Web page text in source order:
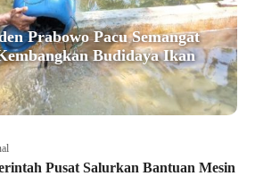
Prabowo Pacu Semangat
Budidaya Ikan
Pusat Salurkan Bantuan Mesin